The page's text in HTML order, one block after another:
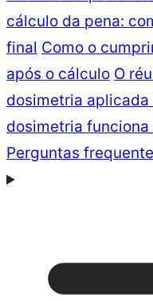
cálculo da pena:
final Como o
após o cálculo O
dosimetria aplicada
dosimetria
Perguntas